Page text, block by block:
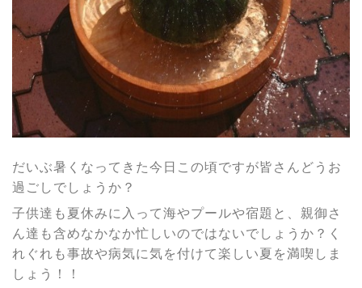
だいぶ暑くなってきた今日この頃ですが皆さんどうお
過ごしでしょうか？
子供達も夏休みに入って海やプールや宿題と、親御さ
ん達も含めなかなか忙しいのではないでしょうか？く
れぐれも事故や病気に気を付けて楽しい夏を満喫しま
しょう！！